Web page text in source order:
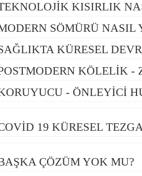
KISIRLIK
SÖMÜRÜ NASIL
KÜRESEL
KÖLELİK -
- ÖNLEYİCİ
19 KÜRESEL
ÇÖZÜM YOK MU?